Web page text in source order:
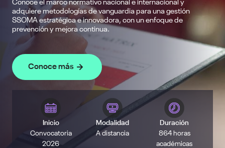
Conoce el marco normativo nacional e internacional y
adquiere metodologías de vanguardia para una gestión
SSOMA estratégica e innovadora, con un enfoque de
prevención y mejora continua.
Conoce más
Inicio
Convocatoria
2026
Modalidad
A distancia
Duración
864 horas
académicas